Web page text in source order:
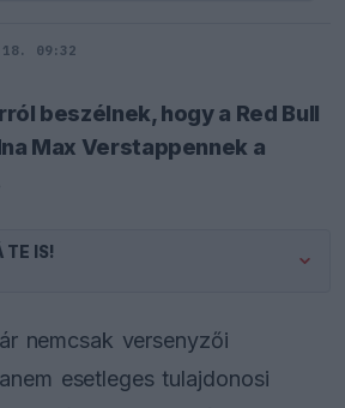
09:32
beszélnek, hogy a Red Bull
Max Verstappennek a
TE IS!
nemcsak versenyzői
esetleges tulajdonosi